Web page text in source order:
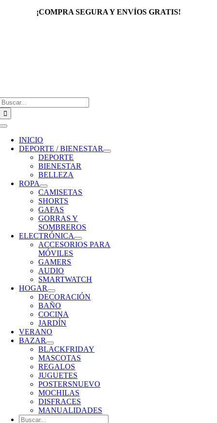
¡COMPRA SEGURA Y ENVÍOS GRATIS!
Toggle
Navigation
INICIO
DEPORTE / BIENESTAR
DEPORTE
BIENESTAR
BELLEZA
ROPA
CAMISETAS
SHORTS
GAFAS
GORRAS Y
SOMBREROS
ELECTRÓNICA
ACCESORIOS PARA
MÓVILES
GAMERS
AUDIO
SMARTWATCH
HOGAR
DECORACIÓN
BAÑO
COCINA
JARDÍN
VERANO
BAZAR
BLACKFRIDAY
MASCOTAS
REGALOS
JUGUETES
POSTERSNUEVO
MOCHILAS
DISFRACES
MANUALIDADES
Buscar: